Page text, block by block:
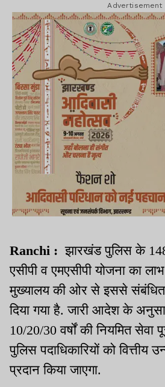
Advertisement
Ranchi : झारखंड पुलिस के 148
एसीपी व एमएसीपी योजना का
मुख्यालय की ओर से इससे
दिया गया है. जारी आदेश के
10/20/30 वर्षों की नियमित सेवा
पुलिस पदाधिकारियों को वित्तीय
प्रदान किया जाएगा.